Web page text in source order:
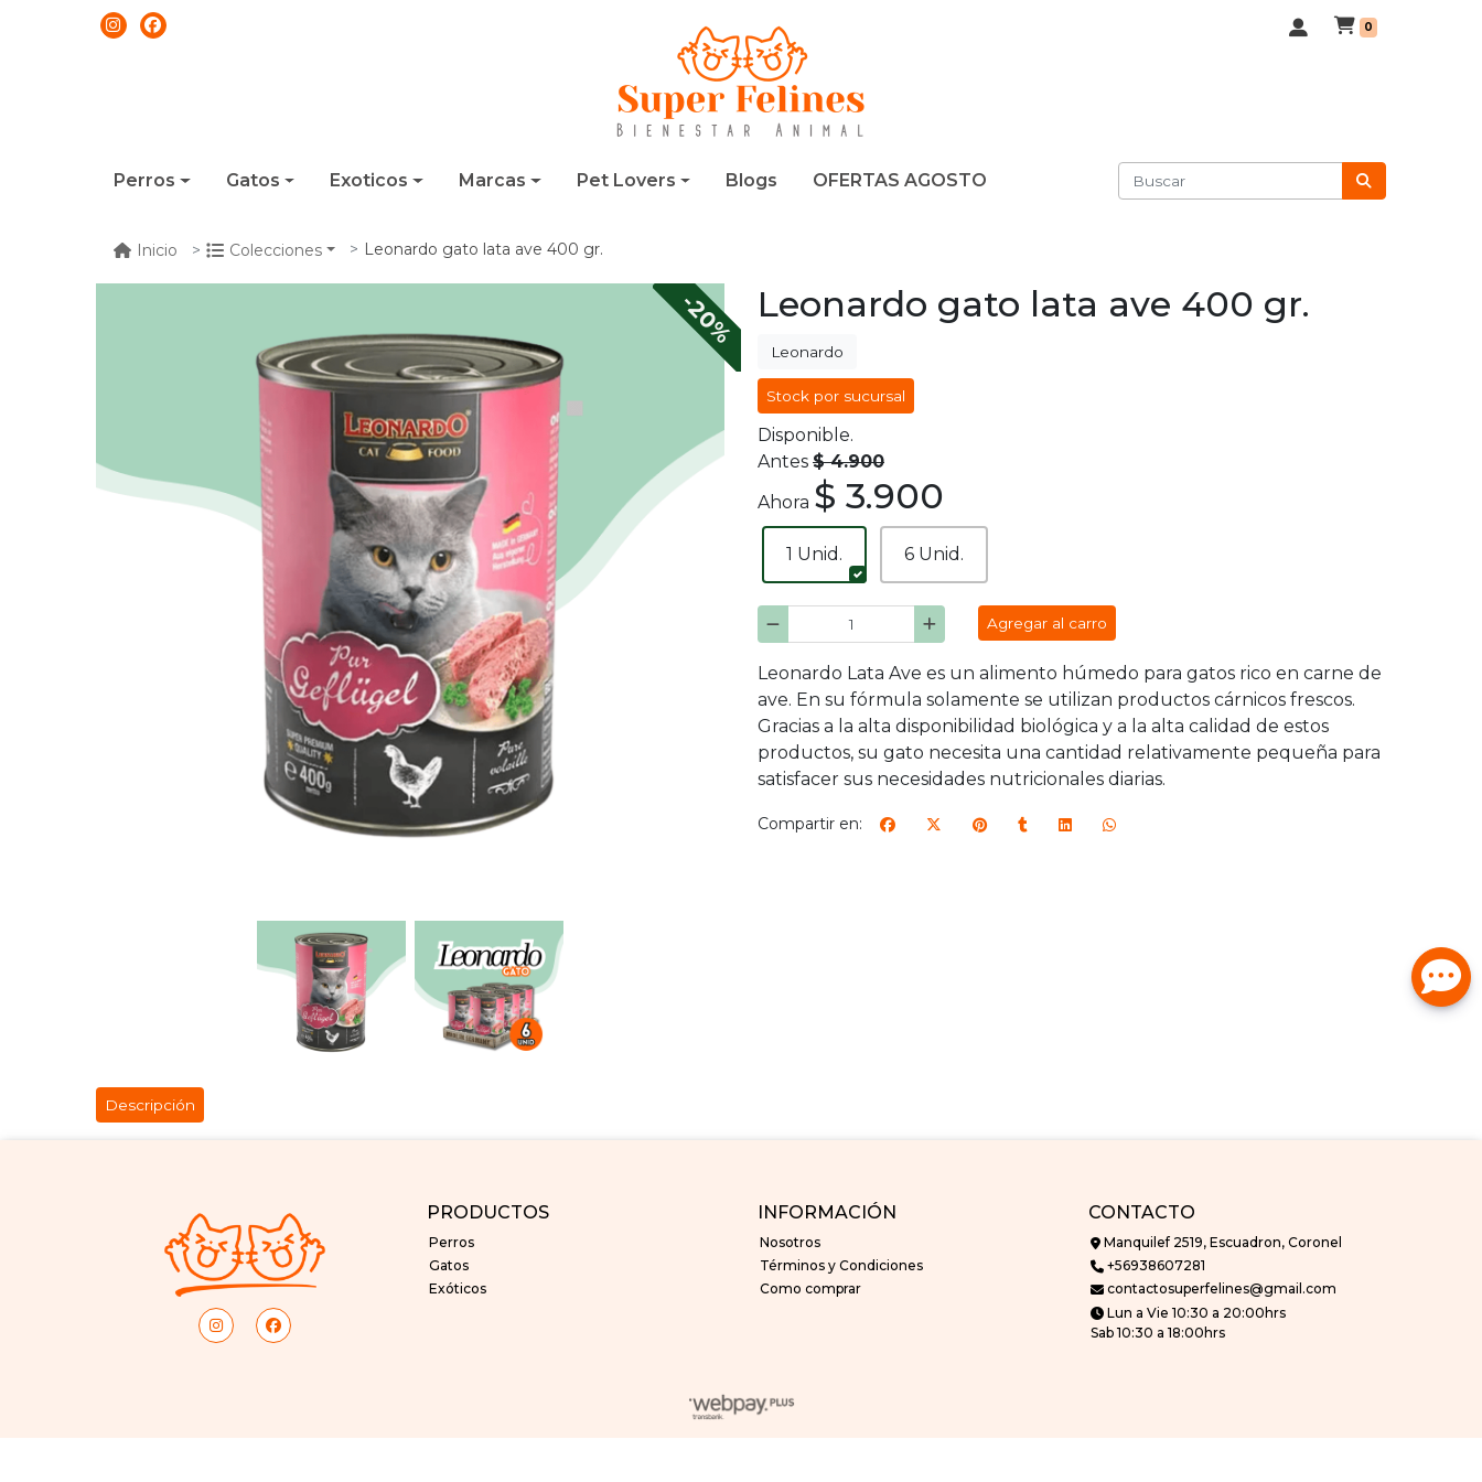
0
Perros Gatos Exoticos Marcas Pet Lovers Blogs OFERTAS AGOSTO
Inicio Colecciones Leonardo gato lata ave 400 gr.
-20% Leonardo gato lata ave 400 gr.
Leonardo
Stock por sucursal
Disponible.
Antes $ 4.900
Ahora $ 3.900
1 Unid. 6 Unid.
Agregar al carro
Leonardo Lata Ave es un alimento húmedo para gatos rico en carne de
ave. En su fórmula solamente se utilizan productos cárnicos frescos.
Gracias a la alta disponibilidad biológica y a la alta calidad de estos
productos, su gato necesita una cantidad relativamente pequeña para
satisfacer sus necesidades nutricionales diarias.
Compartir en:
Descripción
PRODUCTOS
Perros
Gatos
Exóticos
INFORMACIÓN
Nosotros
Términos y Condiciones
Como comprar
CONTACTO
Manquilef 2519, Escuadron, Coronel
+56938607281
contactosuperfelines@gmail.com
Lun a Vie 10:30 a 20:00hrs
Sab 10:30 a 18:00hrs